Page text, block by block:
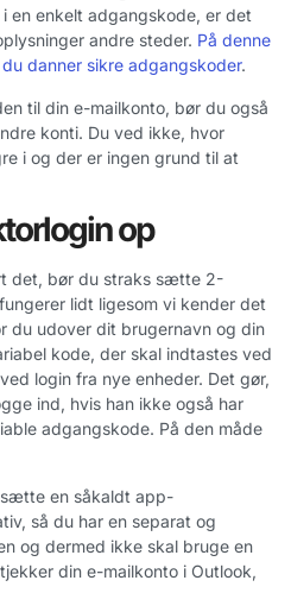
en enkelt adgangskode, er det
andre steder. På denne
danner sikre adgangskoder.
til din e-mailkonto, bør du også
konti. Du ved ikke, hvor
i og der er ingen grund til at
op
det, bør du straks sætte 2-
lidt ligesom vi kender det
du udover dit brugernavn og din
kode, der skal indtastes ved
login fra nye enheder. Det gør,
ind, hvis han ikke også har
adgangskode. På den måde
en såkaldt app-
så du har en separat og
og dermed ikke skal bruge en
din e-mailkonto i Outlook,